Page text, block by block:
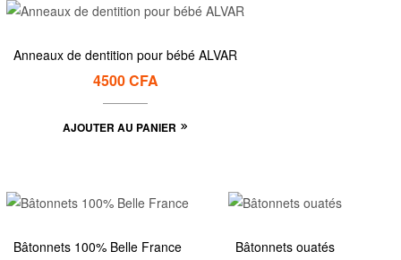
Anneaux de dentition pour bébé ALVAR
4500CFA
AJOUTER AU PANIER
Bâtonnets 100% Belle France Bâtonnets ouatés